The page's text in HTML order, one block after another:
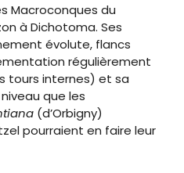
Macroconques du
à Dichotoma. Ses
évolute, flancs
régulièrement
tours internes) et sa
que les
(d’Orbigny)
pourraient en faire leur